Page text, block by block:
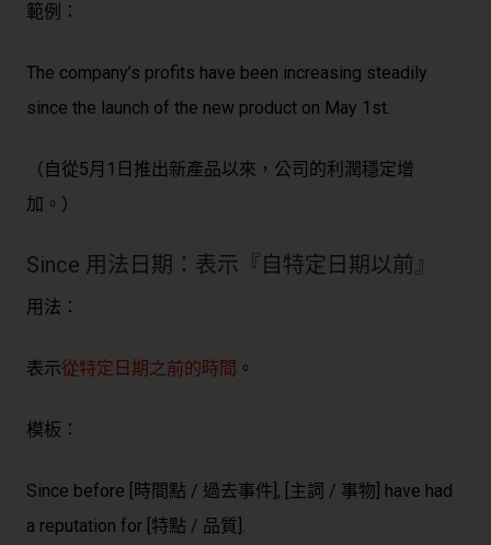
範例：
The company’s profits have been increasing steadily
since the launch of the new product on May 1st.
（自從5月1日推出新產品以來，公司的利潤穩定增
加。）
Since 用法日期：表示『自特定日期以前』
用法：
表示從特定日期之前的時間 。
模板：
Since before [時間點 / 過去事件], [主詞 / 事物] have had
a reputation for [特點 / 品質].